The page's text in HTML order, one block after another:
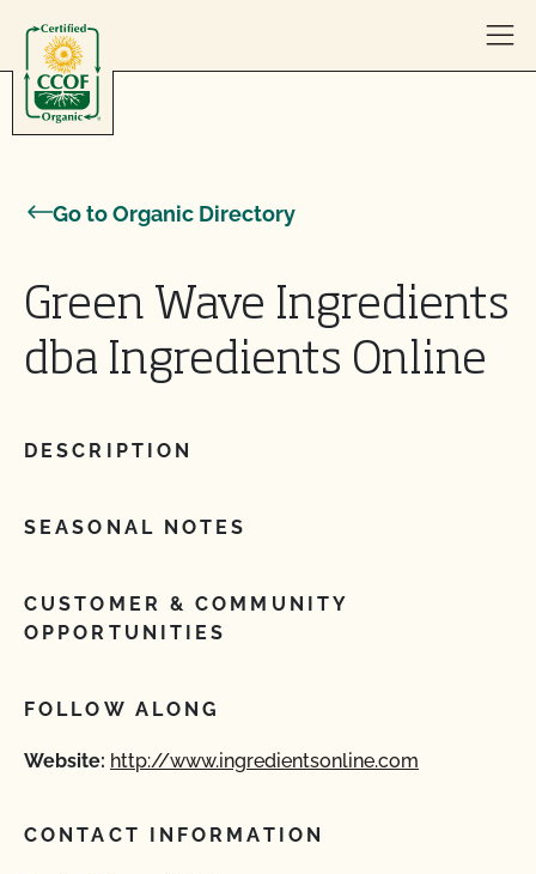
Go to Organic Directory
Green Wave Ingredients
dba Ingredients Online
DESCRIPTION
SEASONAL NOTES
CUSTOMER & COMMUNITY
OPPORTUNITIES
FOLLOW ALONG
Website: http://www.ingredientsonline.com
CONTACT INFORMATION